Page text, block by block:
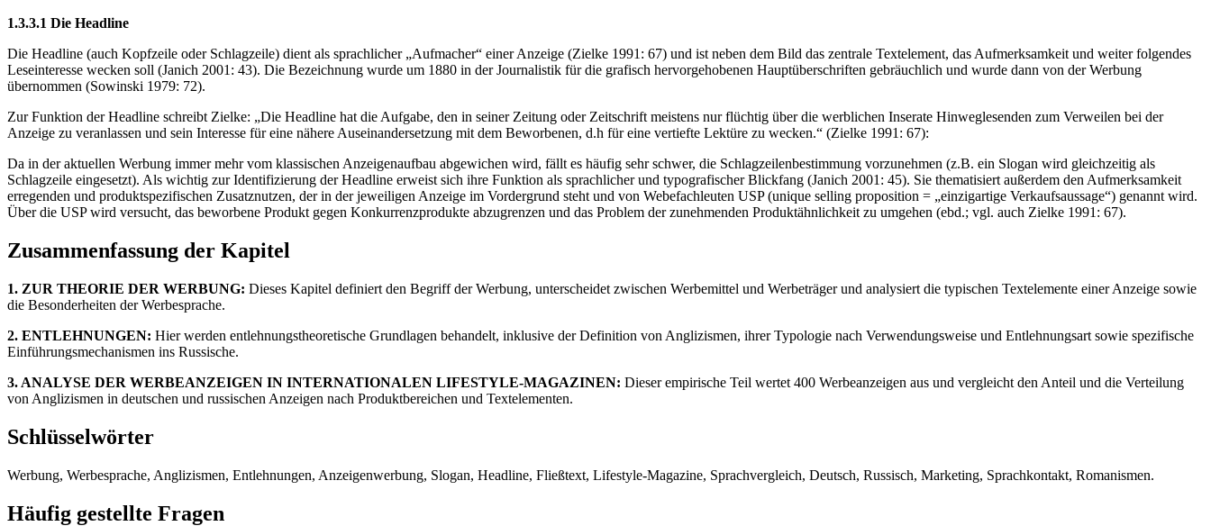
1.3.3.1 Die Headline
Die Headline (auch Kopfzeile oder Schlagzeile) dient als sprachlicher „Aufmacher“ einer Anzeige (Zielke 1991: 67) und ist neben dem Bild das zentrale Textelement, das Aufmerksamkeit und weiter folgendes
Leseinteresse wecken soll (Janich 2001: 43). Die Bezeichnung wurde um 1880 in der Journalistik für die grafisch hervorgehobenen Hauptüberschriften gebräuchlich und wurde dann von der Werbung
übernommen (Sowinski 1979: 72).
Zur Funktion der Headline schreibt Zielke: „Die Headline hat die Aufgabe, den in seiner Zeitung oder Zeitschrift meistens nur flüchtig über die werblichen Inserate Hinweglesenden zum Verweilen bei der
Anzeige zu veranlassen und sein Interesse für eine nähere Auseinandersetzung mit dem Beworbenen, d.h für eine vertiefte Lektüre zu wecken.“ (Zielke 1991: 67):
Da in der aktuellen Werbung immer mehr vom klassischen Anzeigenaufbau abgewichen wird, fällt es häufig sehr schwer, die Schlagzeilenbestimmung vorzunehmen (z.B. ein Slogan wird gleichzeitig als
Schlagzeile eingesetzt). Als wichtig zur Identifizierung der Headline erweist sich ihre Funktion als sprachlicher und typografischer Blickfang (Janich 2001: 45). Sie thematisiert außerdem den Aufmerksamkeit
erregenden und produktspezifischen Zusatznutzen, der in der jeweiligen Anzeige im Vordergrund steht und von Webefachleuten USP (unique selling proposition = „einzigartige Verkaufsaussage“) genannt wird.
Über die USP wird versucht, das beworbene Produkt gegen Konkurrenzprodukte abzugrenzen und das Problem der zunehmenden Produktähnlichkeit zu umgehen (ebd.; vgl. auch Zielke 1991: 67).
Zusammenfassung der Kapitel
1. ZUR THEORIE DER WERBUNG: Dieses Kapitel definiert den Begriff der Werbung, unterscheidet zwischen Werbemittel und Werbeträger und analysiert die typischen Textelemente einer Anzeige sowie
die Besonderheiten der Werbesprache.
2. ENTLEHNUNGEN: Hier werden entlehnungstheoretische Grundlagen behandelt, inklusive der Definition von Anglizismen, ihrer Typologie nach Verwendungsweise und Entlehnungsart sowie spezifische
Einführungsmechanismen ins Russische.
3. ANALYSE DER WERBEANZEIGEN IN INTERNATIONALEN LIFESTYLE-MAGAZINEN: Dieser empirische Teil wertet 400 Werbeanzeigen aus und vergleicht den Anteil und die Verteilung
von Anglizismen in deutschen und russischen Anzeigen nach Produktbereichen und Textelementen.
Schlüsselwörter
Werbung, Werbesprache, Anglizismen, Entlehnungen, Anzeigenwerbung, Slogan, Headline, Fließtext, Lifestyle-Magazine, Sprachvergleich, Deutsch, Russisch, Marketing, Sprachkontakt, Romanismen.
Häufig gestellte Fragen